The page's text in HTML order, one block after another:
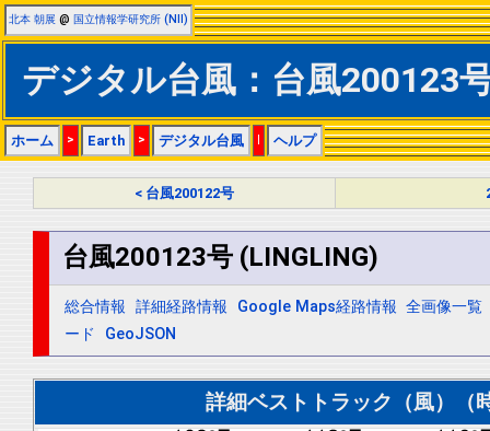
北本 朝展 @ 国立情報学研究所 (NII)
デジタル台風：台風200123
ホーム > Earth > デジタル台風 | ヘルプ
< 台風200122号
台風200123号 (LINGLING)
総合情報 詳細経路情報 Google Maps経路情報 全画像一覧
ード
GeoJSON
詳細ベストトラック（風）（